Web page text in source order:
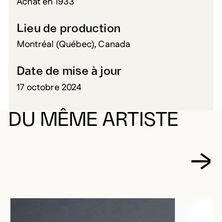
Lieu de production
Montréal (Québec), Canada
Date de mise à jour
17 octobre 2024
DU MÊME ARTISTE